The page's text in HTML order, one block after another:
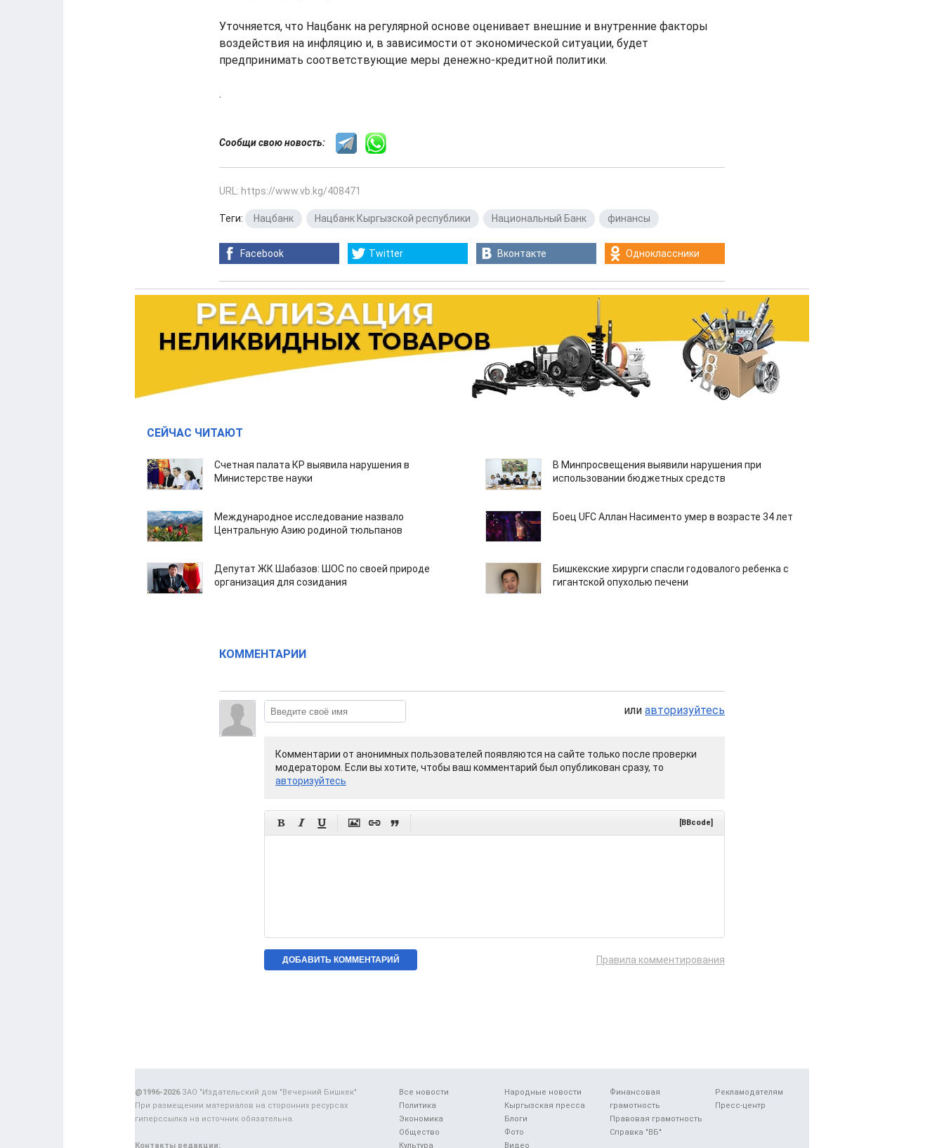
Уточняется, что Нацбанк на регулярной основе оценивает внешние и внутренние факторы
воздействия на инфляцию и, в зависимости от экономической ситуации, будет
предпринимать соответствующие меры денежно-кредитной политики.
.
Сообщи свою новость:
URL: https://www.vb.kg/408471
Теги: Нацбанк Нацбанк Кыргызской республики Национальный Банк финансы
Facebook Twitter Вконтакте Одноклассники
СЕЙЧАС ЧИТАЮТ
Счетная палата КР выявила нарушения в
Министерстве науки
В Минпросвещения выявили нарушения при
использовании бюджетных средств
Международное исследование назвало
Центральную Азию родиной тюльпанов
Боец UFC Аллан Насименто умер в возрасте 34 лет
Депутат ЖК Шабазов: ШОС по своей природе
организация для созидания
Бишкекские хирурги спасли годовалого ребенка с
гигантской опухолью печени
КОММЕНТАРИИ
или авторизуйтесь
Комментарии от анонимных пользователей появляются на сайте только после проверки
модератором. Если вы хотите, чтобы ваш комментарий был опубликован сразу, то
авторизуйтесь
      [BBcode]
Правила комментирования
Все новости
Политика
Экономика
Общество
Культура
Народные новости
Кыргызская пресса
Блоги
Фото
Видео
Финансовая
грамотность
Правовая грамотность
Справка "ВБ"
Рекламодателям
Пресс-центр
@1996-2026ЗАО "Издательский дом "Вечерний Бишкек"
При размещении материалов на сторонних ресурсах
гиперссылка на источник обязательна.
Контакты редакции: